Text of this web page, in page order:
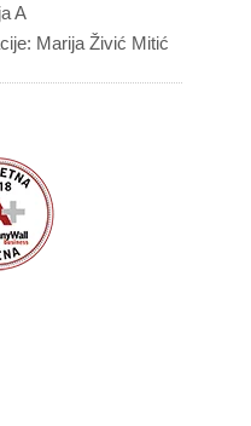
A
Marija Živić Mitić